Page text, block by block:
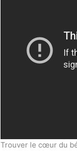
Trouver le cœur du